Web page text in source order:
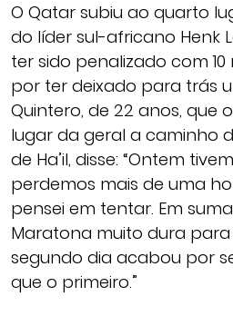
O Qatar subiu ao quarto
do líder sul-africano Henk
ter sido penalizado com
por ter deixado para trás
Quintero, de 22 anos, que
lugar da geral a caminho
de Ha’il, disse: “Ontem
perdemos mais de uma
pensei em tentar. Em
Maratona muito dura para
segundo dia acabou por
que o primeiro.”